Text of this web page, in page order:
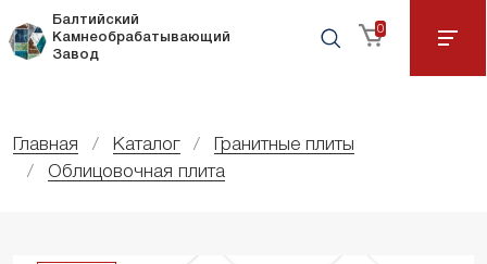
Балтийский
Камнеобрабатывающий
Завод
0
Главная Каталог
Гранитные плиты
Облицовочная плита